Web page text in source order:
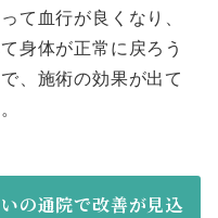
て血行が良くなり、
身体が正常に戻ろう
、施術の効果が出て
の通院で改善が見込